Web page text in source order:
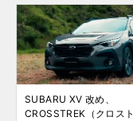
SUBARU XV 改め、
CROSSTREK（クロス